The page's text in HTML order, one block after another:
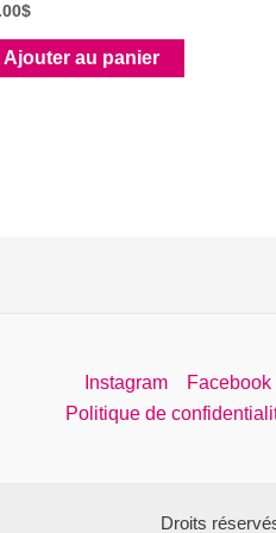
$
Ajouter au panier
Instagram Facebook
Politique de
Droits